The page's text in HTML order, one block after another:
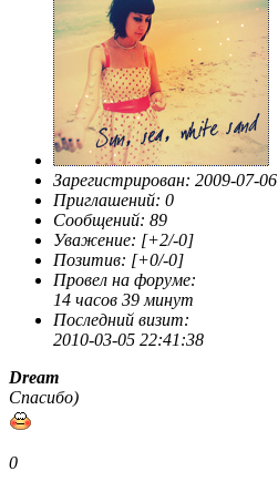
Зарегистрирован: 2009-07-06
Приглашений: 0
Сообщений: 89
Уважение: [+2/-0]
Позитив: [+0/-0]
Провел на форуме:
14 часов 39 минут
Последний визит:
2010-03-05 22:41:38
Dream
Спасибо)
0